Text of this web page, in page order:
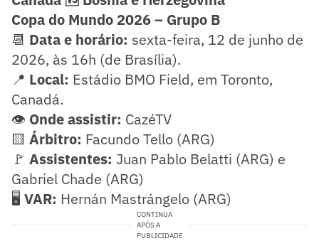
Copa do Mundo 2026 – Grupo B
📆 Data e horário: sexta-feira, 12 de junho de
2026, às 16h (de Brasília).
📍 Local: Estádio BMO Field, em Toronto,
Canadá.
👁️ Onde assistir: CazéTV
🟨 Árbitro: Facundo Tello (ARG)
🚩 Assistentes: Juan Pablo Belatti (ARG) e
Gabriel Chade (ARG)
🖥️ VAR: Hernán Mastrángelo (ARG)
CONTINUA
APÓS A
PUBLICIDADE